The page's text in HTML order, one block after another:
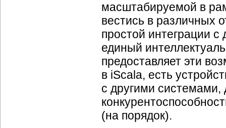
масштабируемой в
вестись в различных
простой интеграции
единый
предоставляет эти
в iScala, есть
с другими системами,
(на порядок).